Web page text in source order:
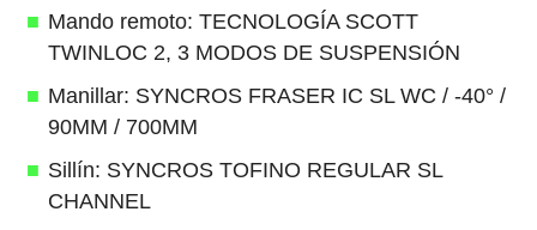
Mando remoto: TECNOLOGÍA SCOTT
TWINLOC 2, 3 MODOS DE SUSPENSIÓN
Manillar: SYNCROS FRASER IC SL WC / -40° /
90MM / 700MM
Sillín: SYNCROS TOFINO REGULAR SL
CHANNEL